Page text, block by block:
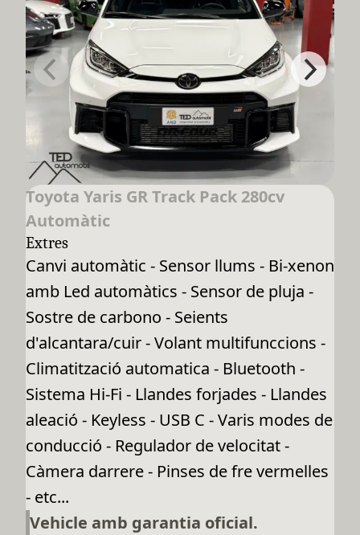
Toyota Yaris GR Track Pack 280cv
Automàtic
Extres
Canvi automàtic - Sensor llums - Bi-xenon
amb Led automàtics - Sensor de pluja -
Sostre de carbono - Seients
d'alcantara/cuir - Volant multifunccions -
Climatització automatica - Bluetooth -
Sistema Hi-Fi - Llandes forjades - Llandes
aleació - Keyless - USB C - Varis modes de
conducció - Regulador de velocitat -
Càmera darrere - Pinses de fre vermelles
- etc...
Vehicle amb garantia oficial.